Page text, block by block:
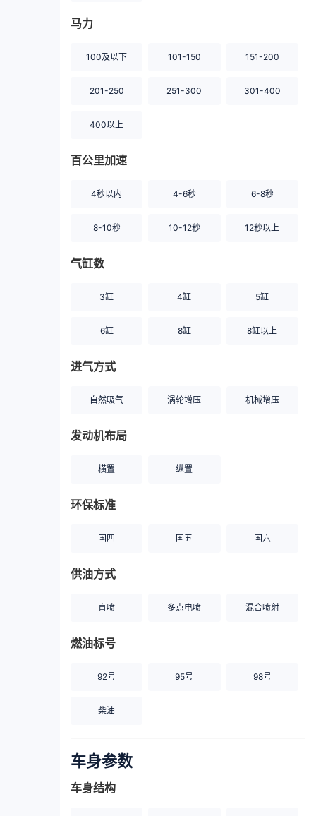
马力
100及以下 101-150 151-200
201-250 251-300 301-400
400以上
百公里加速
4秒以内 4-6秒 6-8秒
8-10秒 10-12秒 12秒以上
气缸数
3缸 4缸 5缸
6缸 8缸 8缸以上
进气方式
自然吸气 涡轮增压 机械增压
发动机布局
横置 纵置
环保标准
国四 国五 国六
供油方式
直喷 多点电喷 混合喷射
燃油标号
92号 95号 98号
柴油
车身参数
车身结构